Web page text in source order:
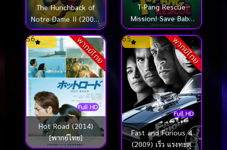
The Hunchback of
Notre Dame II (2002)
เจ้าค่อมแห่งนอธเตอร์
ดาม ภาค 2
T-Pang Rescue
Mission! Save Baby
Bear From
Amusement Park
(2015) ทีปัง หน่วยกู้ภัย
จิ๋วแจ๋ว
พากย์ไทย
Full HD
5.6
Hot Road (2014)
[พากย์ไทย]
พากย์ไทย
Full HD
6.5
Fast and Furious 4
(2009) เร็ว แรงทะลุ